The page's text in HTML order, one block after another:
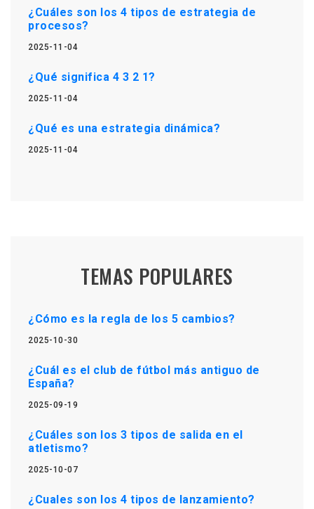
¿Cuáles son los 4 tipos de estrategia de
procesos?
2025-11-04
¿Qué significa 4 3 2 1?
2025-11-04
¿Qué es una estrategia dinámica?
2025-11-04
TEMAS POPULARES
¿Cómo es la regla de los 5 cambios?
2025-10-30
¿Cuál es el club de fútbol más antiguo de
España?
2025-09-19
¿Cuáles son los 3 tipos de salida en el
atletismo?
2025-10-07
¿Cuales son los 4 tipos de lanzamiento?